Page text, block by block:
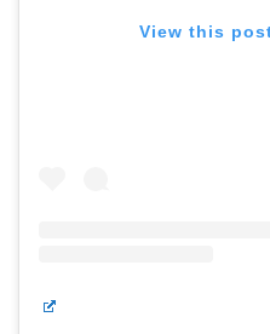
View this